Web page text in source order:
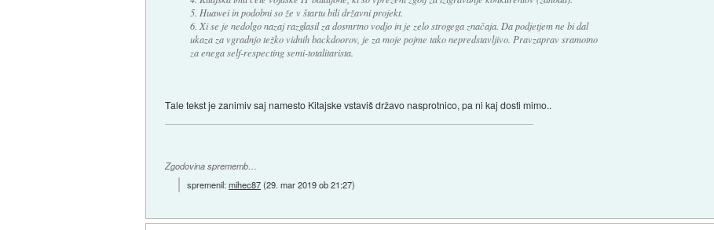
5. Huawei in podobni so že v štartu bili državni projekt.
6. Xi se je nedolgo nazaj razglasil za dosmrtno vodjo in je zelo strogega značaja. Da podjetjem ne bi dal
ukaza za vgradnjo težko vidnih backdoorov, je za moje pojme tako nepredstavljivo. Pravzaprav sramotno
za enega self-respecting semi-totalitarista.
Tale tekst je zanimiv saj namesto Kitajske vstaviš državo nasprotnico, pa ni kaj dosti mimo..
Zgodovina sprememb…
spremenil:mihec87(29. mar 2019 ob 21:27)